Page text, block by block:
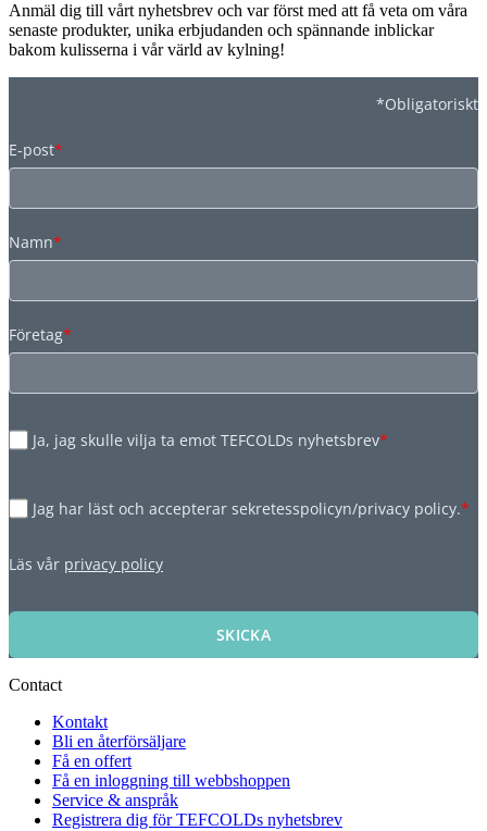
Anmäl dig till vårt nyhetsbrev och var först med att få veta om våra
senaste produkter, unika erbjudanden och spännande inblickar
bakom kulisserna i vår värld av kylning!
*Obligatoriskt
E-post*
Namn*
Företag*
Ja, jag skulle vilja ta emot TEFCOLDs nyhetsbrev*
Jag har läst och accepterar sekretesspolicyn/privacy policy.*
Läs vår privacy policy
SKICKA
Contact
Kontakt
Bli en återförsäljare
Få en offert
Få en inloggning till webbshoppen
Service & anspråk
Registrera dig för TEFCOLDs nyhetsbrev